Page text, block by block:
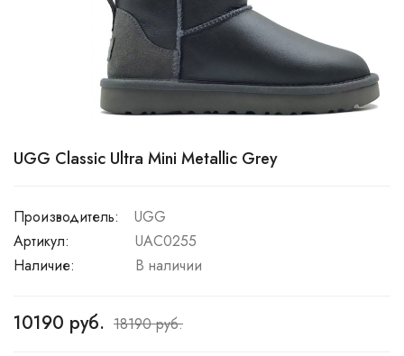
UGG Classic Ultra Mini Metallic Grey
Производитель:
UGG
Артикул:
UAC0255
Наличие:
В наличии
10190 руб. 18190 руб.